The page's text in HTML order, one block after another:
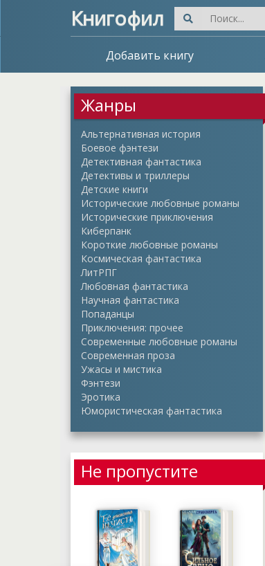
Книгофил
Добавить книгу
Жанры
Альтернативная история
Боевое фэнтези
Детективная фантастика
Детективы и триллеры
Детские книги
Исторические любовные романы
Исторические приключения
Киберпанк
Короткие любовные романы
Космическая фантастика
ЛитРПГ
Любовная фантастика
Научная фантастика
Попаданцы
Приключения: прочее
Современные любовные романы
Современная проза
Ужасы и мистика
Фэнтези
Эротика
Юмористическая фантастика
Не пропустите